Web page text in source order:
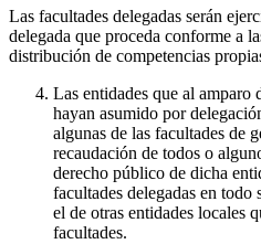
Las facultades delegadas serán
delegada que proceda conforme a
distribución de competencias
Las entidades que al amparo
hayan asumido por
algunas de las facultades de
recaudación de todos o
derecho público de dicha
facultades delegadas en
el de otras entidades locales
facultades.